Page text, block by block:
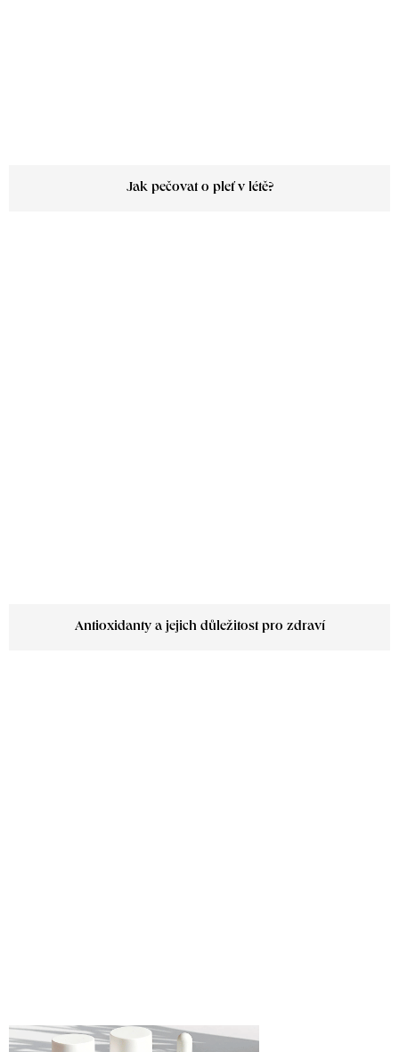
Jak pečovat o pleť v létě?
Antioxidanty a jejich důležitost pro zdraví